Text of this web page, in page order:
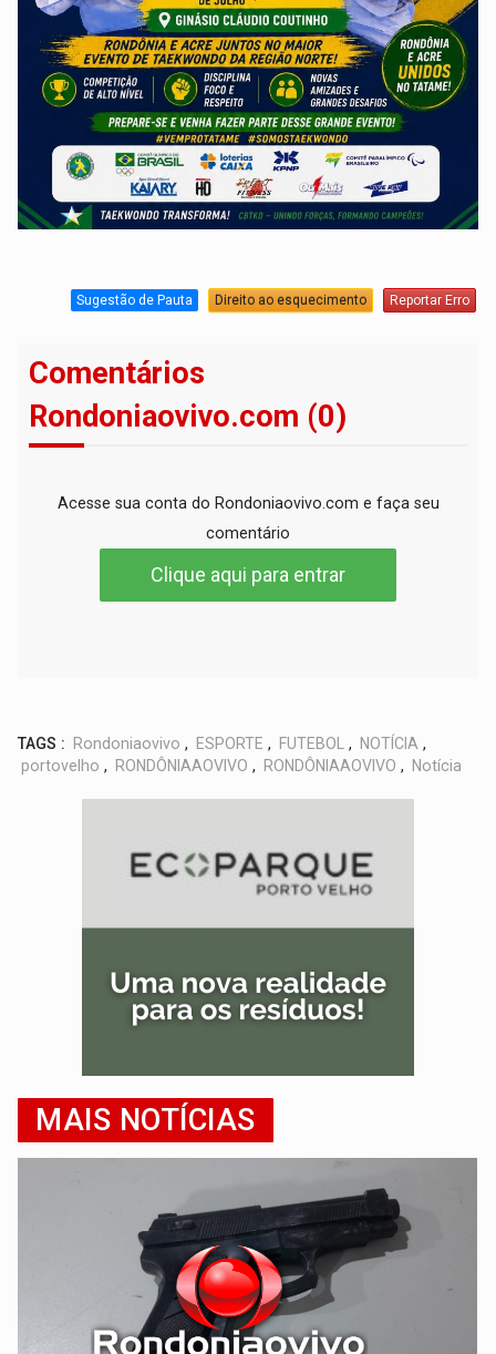
Sugestão de Pauta Direito ao esquecimento Reportar Erro
Comentários
Rondoniaovivo.com (0)
Acesse sua conta do Rondoniaovivo.com e faça seu
comentário
Clique aqui para entrar
TAGS : Rondoniaovivo , ESPORTE , FUTEBOL , NOTÍCIA ,
portovelho , RONDÔNIAAOVIVO , RONDÔNIAAOVIVO , Notícia
MAIS NOTÍCIAS